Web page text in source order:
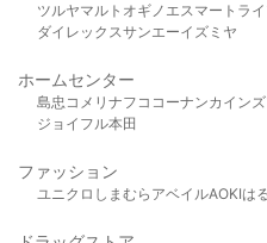
ツルヤマルト オギノ エスマート ラ
ダイレックスサンエーイズミヤ
ホームセンター
島忠 コメリ ナフコ コーナンカインズ
ジョイフル本田
ファッション
ユニクロ しまむら アベイルAOKIは